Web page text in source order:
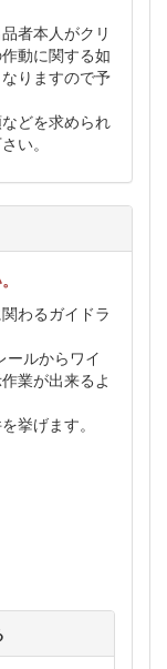
者本人がクリ
動に関する如
りますので予
どを求められ
い。
わるガイドラ
ールからワイ
業が出来るよ
挙げます。